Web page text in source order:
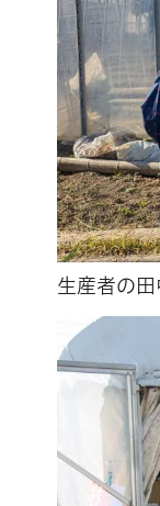
生産者の